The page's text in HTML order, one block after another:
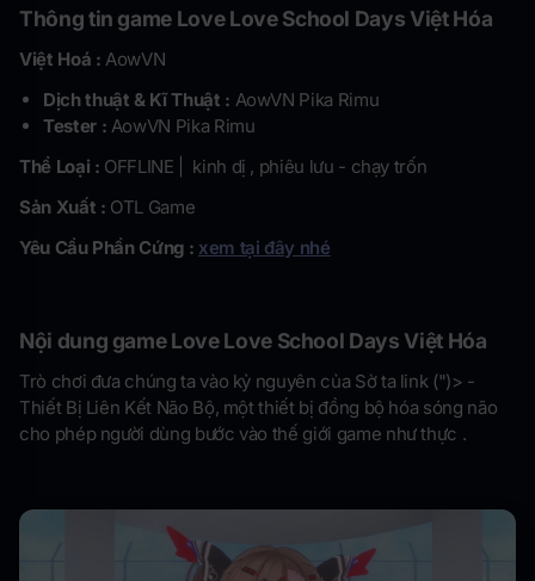
Thông tin game Love Love School Days Việt Hóa
Việt Hoá : AowVN
Dịch thuật & Kĩ Thuật : AowVN Pika Rimu
Tester : AowVN Pika Rimu
Thể Loại : OFFLINE | kinh dị , phiêu lưu - chạy trốn
Sản Xuất : OTL Game
Yêu Cầu Phần Cứng : xem tại đây nhé
Nội dung game Love Love School Days Việt Hóa
Trò chơi đưa chúng ta vào kỷ nguyên của Sờ ta link (")> -
Thiết Bị Liên Kết Não Bộ, một thiết bị đồng bộ hóa sóng não
cho phép người dùng bước vào thế giới game như thực .